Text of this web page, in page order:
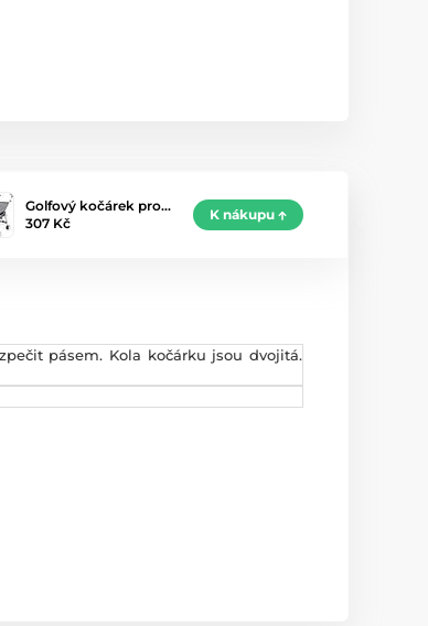
Golfový kočárek pro…
307 Kč
K nákupu
pásem. Kola kočárku jsou dvojitá.